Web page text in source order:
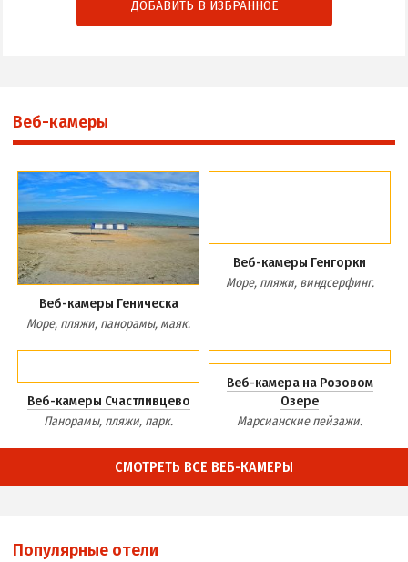
ДОБАВИТЬ В ИЗБРАННОЕ
Веб-камеры
Веб-камеры Геническа
Море, пляжи, панорамы, маяк.
Веб-камеры Генгорки
Море, пляжи, виндсерфинг.
Веб-камеры Счастливцево
Панорамы, пляжи, парк.
Веб-камера на Розовом
Озере
Марсианские пейзажи.
СМОТРЕТЬ ВСЕ ВЕБ-КАМЕРЫ
Популярные отели